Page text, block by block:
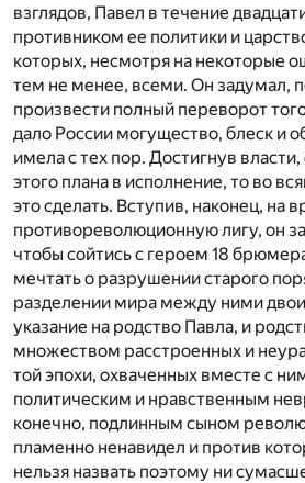
взглядов, Павел в течение
противником ее политики и
которых, несмотря на некоторые
тем не менее, всеми. Он задумал,
произвести полный переворот
дало России могущество, блеск и
имела с тех пор. Достигнув
этого плана в исполнение, то во
это сделать. Вступив, наконец, на
противореволюционную лигу, он
чтобы сойтись с героем 18
мечтать о разрушении старого
разделении мира между ними
указание на родство Павла, и
множеством расстроенных и
той эпохи, охваченных вместе с
политическим и нравственным
конечно, подлинным сыном
пламенно ненавидел и против
нельзя назвать поэтому ни